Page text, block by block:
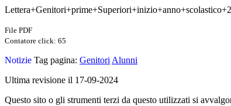
File PDF
Contatore click: 65
Notizie Tag pagina: Genitori Alunni
Ultima revisione il 17-09-2024
Questo sito o gli strumenti terzi da questo utilizzati si